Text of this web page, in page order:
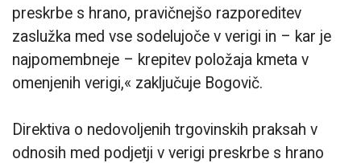
preskrbe s hrano, pravičnejšo razporeditev
zaslužka med vse sodelujoče v verigi in – kar je
najpomembneje – krepitev položaja kmeta v
omenjenih verigi,« zaključuje Bogovič.
Direktiva o nedovoljenih trgovinskih praksah v
odnosih med podjetji v verigi preskrbe s hrano